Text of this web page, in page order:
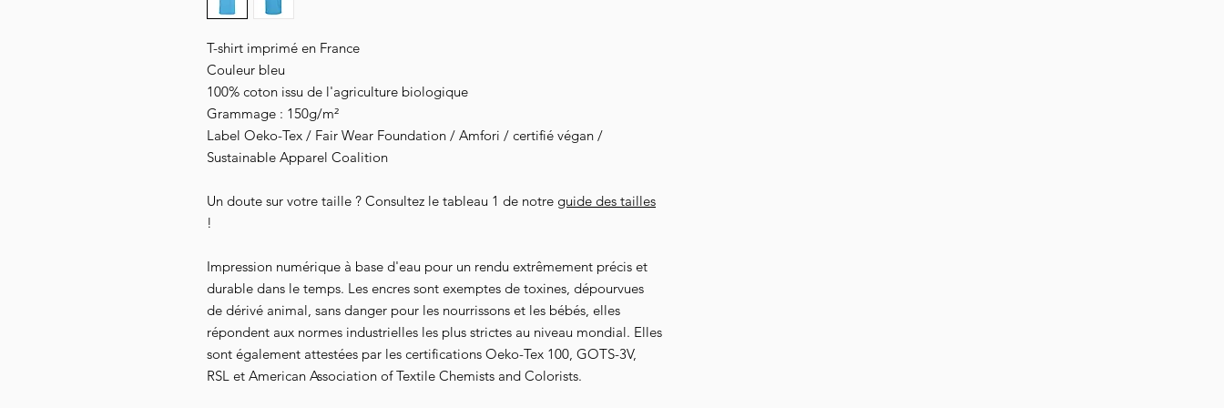
T-shirt imprimé en France
Couleur bleu
100% coton issu de l'agriculture biologique
Grammage : 150g/m²
Label Oeko-Tex / Fair Wear Foundation / Amfori / certifié végan /
Sustainable Apparel Coalition
Un doute sur votre taille ? Consultez le tableau 1 de notre guide des tailles
!
Impression numérique à base d'eau pour un rendu extrêmement précis et
durable dans le temps. Les encres sont exemptes de toxines, dépourvues
de dérivé animal, sans danger pour les nourrissons et les bébés, elles
répondent aux normes industrielles les plus strictes au niveau mondial. Elles
sont également attestées par les certifications Oeko-Tex 100, GOTS-3V,
RSL et American Association of Textile Chemists and Colorists.